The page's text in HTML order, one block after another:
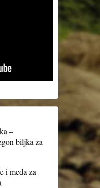
–
biljka za
i meda za